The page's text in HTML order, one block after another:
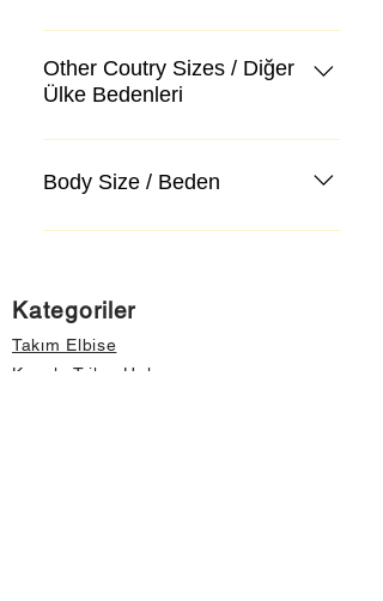
Other Coutry Sizes / Diğer
Ülke Bedenleri
Body Size / Beden
Kategoriler
Takım Elbise
Kazak, Triko, Hırka